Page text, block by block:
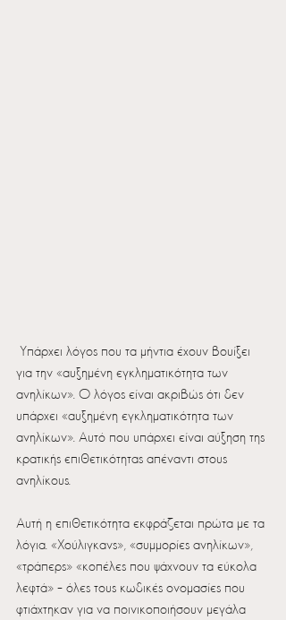
για την «αυξημένη εγκληματικότητα των
ανηλίκων». Ο λόγος είναι ακριβώς ότι δεν
υπάρχει «αυξημένη εγκληματικότητα των
ανηλίκων». Αυτό που υπάρχει είναι αύξηση της
κρατικής επιθετικότητας απέναντι στους
ανηλίκους.
Αυτή η επιθετικότητα εκφράζεται πρώτα με τα
λόγια. «Χούλιγκανς», «συμμορίες ανηλίκων»,
«τράπερς» «κοπέλες που ψάχνουν τα εύκολα
λεφτά» – όλες τους κωδικές ονομασίες που
φτιάχτηκαν για να ποινικοποιήσουν μεγάλα